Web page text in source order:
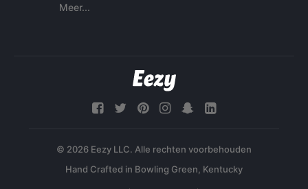
Meer...
© 2026 Eezy LLC. Alle rechten voorbehouden